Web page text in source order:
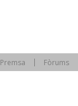
Premsa Fòrums